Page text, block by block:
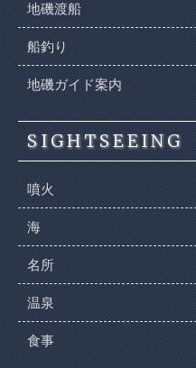
地磯渡船
船釣り
地磯ガイド案内
SIGHTSEEING
噴火
海
名所
温泉
食事